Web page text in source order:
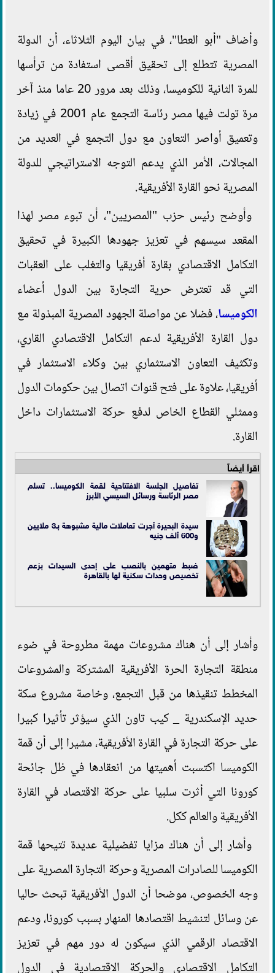
وأضاف "أبو العطا"، في بيان اليوم الثلاثاء، أن الدولة
المصرية تتطلع إلى تحقيق أقصى استفادة من ترأسها
للمرة الثانية للكوميسا، وذلك بعد مرور 20 عاما منذ آخر
مرة تولت فيها مصر رئاسة التجمع عام 2001 في زيادة
وتعميق أواصر التعاون مع دول التجمع في العديد من
المجالات، الأمر الذي يدعم التوجه الاستراتيجي للدولة
المصرية نحو القارة الأفريقية.
وأوضح رئيس حزب "المصريين"، أن تبوء مصر لهذا
المقعد سيسهم في تعزيز جهودها الكبيرة في تحقيق
التكامل الاقتصادي بقارة أفريقيا والتغلب على العقبات
التي قد تعترض حرية التجارة بين الدول أعضاء
الكوميسا، فضلا عن مواصلة الجهود المصرية المبذولة مع
دول القارة الأفريقية لدعم التكامل الاقتصادي القاري،
وتكثيف التعاون الاستثماري بين وكلاء الاستثمار في
أفريقيا، علاوة على فتح قنوات اتصال بين حكومات الدول
وممثلي القطاع الخاص لدفع حركة الاستثمارات داخل
القارة.
اقرأ أيضاً
تفاصيل الجلسة الافتتاحية لقمة الكوميسا.. تسلم
مصر الرئاسة ورسائل السيسي الأبرز
سيدة البحيرة أجرت تعاملات مالية مشبوهة بـ3 ملايين
و600 ألف جنيه
ضبط متهمين بالنصب على إحدى السيدات بزعم
تخصيص وحدات سكنية لها بالقاهرة
وأشار إلى أن هناك مشروعات مهمة مطروحة في ضوء
منطقة التجارة الحرة الأفريقية المشتركة والمشروعات
المخطط تنقيذها من قبل التجمع، وخاصة مشروع سكة
حديد الإسكندرية _ كيب تاون الذي سيؤثر تأثيرا كبيرا
على حركة التجارة في القارة الأفريقية، مشيرا إلى أن قمة
الكوميسا اكتسبت أهميتها من انعقادها في ظل جائحة
كورونا التي أثرت سلبيا على حركة الاقتصاد في القارة
الأفريقية والعالم ككل.
وأشار إلى أن هناك مزايا تفضيلية عديدة تتيحها قمة
الكوميسا للصادرات المصرية وحركة التجارة المصرية على
وجه الخصوص، موضحا أن الدول الأفريقية تبحث حاليا
عن وسائل لتنشيط اقتصادها المنهار بسبب كورونا، ودعم
الاقتصاد الرقمي الذي سيكون له دور مهم في تعزيز